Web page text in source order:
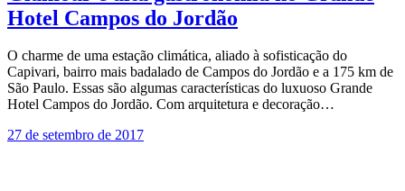
Hotel Campos do Jordão
O charme de uma estação climática, aliado à sofisticação do
Capivari, bairro mais badalado de Campos do Jordão e a 175 km de
São Paulo. Essas são algumas características do luxuoso Grande
Hotel Campos do Jordão. Com arquitetura e decoração…
27 de setembro de 2017